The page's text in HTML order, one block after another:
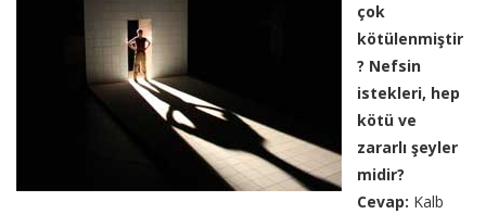
çok
kötülenmiştir
? Nefsin
istekleri, hep
kötü ve
zararlı şeyler
midir?
Cevap: Kalb